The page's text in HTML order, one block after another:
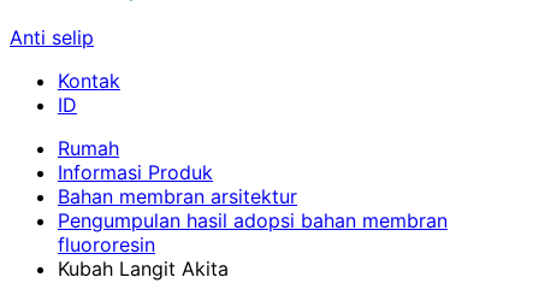
Anti selip
Kontak
Rumah
Informasi Produk
Bahan membran arsitektur
Pengumpulan hasil adopsi bahan membran
fluororesin
Kubah Langit Akita